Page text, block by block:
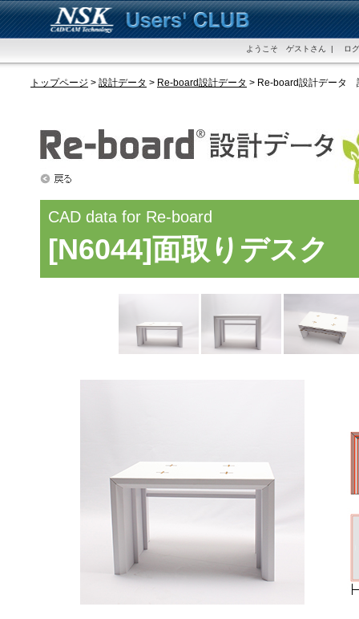
ようこそ ゲストさん | ロ
トップページ > 設計データ > Re-board設計データ > Re-board設計データ
CAD data for Re-board
[N6044]面取りデスク